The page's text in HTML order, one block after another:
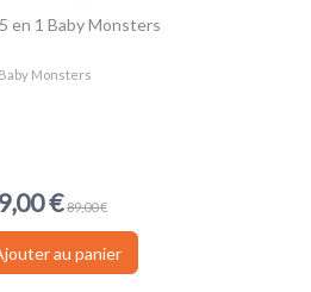
en 1 Baby Monsters
Baby Monsters
€ 89,00 €
au panier